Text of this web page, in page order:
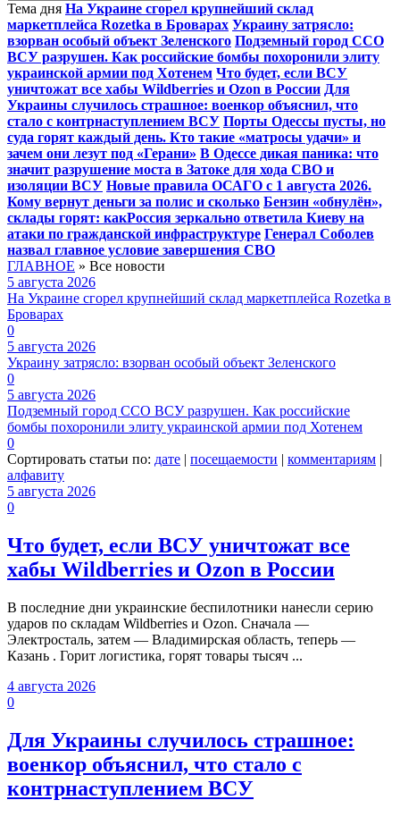
Тема дня На Украине сгорел крупнейший склад
маркетплейса Rozetka в Броварах Украину затрясло:
взорван особый объект Зеленского Подземный город ССО
ВСУ разрушен. Как российские бомбы похоронили элиту
украинской армии под Хотенем Что будет, если ВСУ
уничтожат все хабы Wildberries и Ozon в России Для
Украины случилось страшное: военкор объяснил, что
стало с контрнаступлением ВСУ Порты Одессы пусты, но
суда горят каждый день. Кто такие «матросы удачи» и
зачем они лезут под «Герани» В Одессе дикая паника: что
значит разрушение моста в Затоке для хода СВО и
изоляции ВСУ Новые правила ОСАГО с 1 августа 2026.
Кому вернут деньги за полис и сколько Бензин «обнулён»,
склады горят: какРоссия зеркально ответила Киеву на
атаки по гражданской инфраструктуре Генерал Соболев
назвал главное условие завершения СВО
ГЛАВНОЕ » Все новости
5 августа 2026
На Украине сгорел крупнейший склад маркетплейса Rozetka в
Броварах
0
5 августа 2026
Украину затрясло: взорван особый объект Зеленского
0
5 августа 2026
Подземный город ССО ВСУ разрушен. Как российские
бомбы похоронили элиту украинской армии под Хотенем
0
Сортировать статьи по: дате | посещаемости | комментариям |
алфавиту
5 августа 2026
0
Что будет, если ВСУ уничтожат все
хабы Wildberries и Ozon в России
В последние дни украинские беспилотники нанесли серию
ударов по складам Wildberries и Ozon. Сначала —
Электросталь, затем — Владимирская область, теперь —
Казань . Горит логистика, горят товары тысяч ...
4 августа 2026
0
Для Украины случилось страшное:
военкор объяснил, что стало с
контрнаступлением ВСУ